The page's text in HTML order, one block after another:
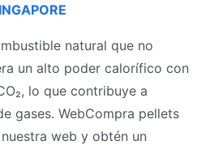
natural que no
un alto poder calorífico con
lo que contribuye a
gases. WebCompra pellets
web y obtén un